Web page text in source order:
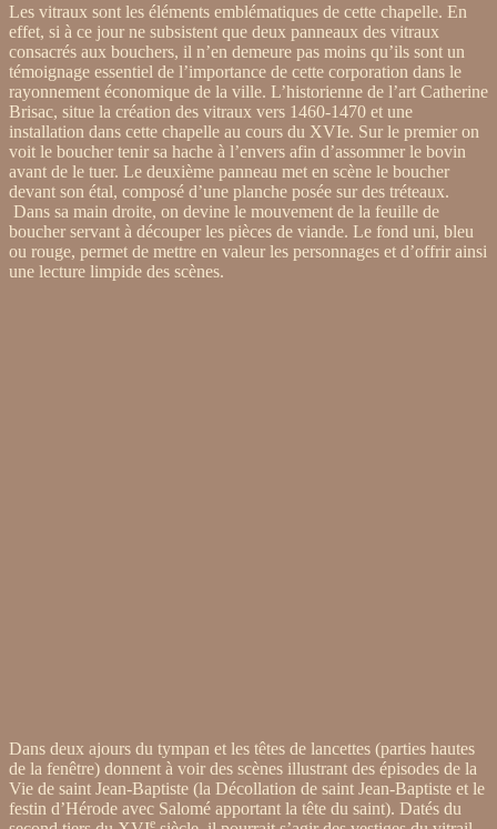
Les vitraux sont les éléments emblématiques de cette chapelle. En
effet, si à ce jour ne subsistent que deux panneaux des vitraux
consacrés aux bouchers, il n’en demeure pas moins qu’ils sont un
témoignage essentiel de l’importance de cette corporation dans le
rayonnement économique de la ville. L’historienne de l’art Catherine
Brisac, situe la création des vitraux vers 1460-1470 et une
installation dans cette chapelle au cours du XVIe. Sur le premier on
voit le boucher tenir sa hache à l’envers afin d’assommer le bovin
avant de le tuer. Le deuxième panneau met en scène le boucher
devant son étal, composé d’une planche posée sur des tréteaux.
Dans sa main droite, on devine le mouvement de la feuille de
boucher servant à découper les pièces de viande. Le fond uni, bleu
ou rouge, permet de mettre en valeur les personnages et d’offrir ainsi
une lecture limpide des scènes.
Dans deux ajours du tympan et les têtes de lancettes (parties hautes
de la fenêtre) donnent à voir des scènes illustrant des épisodes de la
Vie de saint Jean-Baptiste (la Décollation de saint Jean-Baptiste et le
festin d’Hérode avec Salomé apportant la tête du saint). Datés du
e